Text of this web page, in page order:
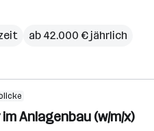
ab 42.000 € jährlich
Anlagenbau (w/m/x)